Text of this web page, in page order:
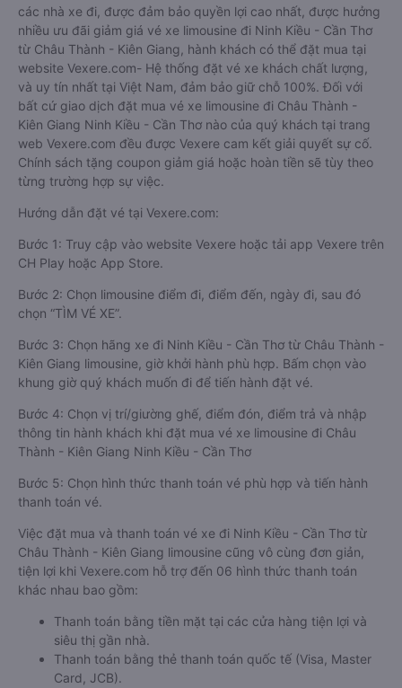
các nhà xe đi, được đảm bảo quyền lợi cao nhất, được hưởng
nhiều ưu đãi giảm giá vé xe limousine đi Ninh Kiều - Cần Thơ
từ Châu Thành - Kiên Giang, hành khách có thể đặt mua tại
website Vexere.com- Hệ thống đặt vé xe khách chất lượng,
và uy tín nhất tại Việt Nam, đảm bảo giữ chỗ 100%. Đối với
bất cứ giao dịch đặt mua vé xe limousine đi Châu Thành -
Kiên Giang Ninh Kiều - Cần Thơ nào của quý khách tại trang
web Vexere.com đều được Vexere cam kết giải quyết sự cố.
Chính sách tặng coupon giảm giá hoặc hoàn tiền sẽ tùy theo
từng trường hợp sự việc.
Hướng dẫn đặt vé tại Vexere.com:
Bước 1: Truy cập vào website Vexere hoặc tải app Vexere trên
CH Play hoặc App Store.
Bước 2: Chọn limousine điểm đi, điểm đến, ngày đi, sau đó
chọn “TÌM VÉ XE”.
Bước 3: Chọn hãng xe đi Ninh Kiều - Cần Thơ từ Châu Thành -
Kiên Giang limousine, giờ khởi hành phù hợp. Bấm chọn vào
khung giờ quý khách muốn đi để tiến hành đặt vé.
Bước 4: Chọn vị trí/giường ghế, điểm đón, điểm trả và nhập
thông tin hành khách khi đặt mua vé xe limousine đi Châu
Thành - Kiên Giang Ninh Kiều - Cần Thơ
Bước 5: Chọn hình thức thanh toán vé phù hợp và tiến hành
thanh toán vé.
Việc đặt mua và thanh toán vé xe đi Ninh Kiều - Cần Thơ từ
Châu Thành - Kiên Giang limousine cũng vô cùng đơn giản,
tiện lợi khi Vexere.com hỗ trợ đến 06 hình thức thanh toán
khác nhau bao gồm:
Thanh toán bằng tiền mặt tại các cửa hàng tiện lợi và
siêu thị gần nhà.
Thanh toán bằng thẻ thanh toán quốc tế (Visa, Master
Card, JCB).